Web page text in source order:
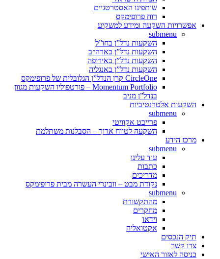
שותפינו האסטרטגיים
רוח פרופימקס
אפשרויות השקעה ומידע למשקיע
submenu
השקעות נדל”ן בחו”ל
השקעות נדל”ן בארה״ב
השקעות נדל”ן באירופה
השקעות נדל”ן באנגליה
CircleOne קרן הנדל”ן הגלובלית של פרופימקס
Momentum Portfolio – פורטפוליו השקעות מגוון
בנדל”ן מניב
השקעות אלטרנטיביות
submenu
פרייבט אקוויטי
השקעה לטווח ארוך – הסבלנות משתלמת
מרכז הידע
submenu
עוד עלינו
כתבות
מדריכים
נקודת מבט – וובינרי העשרה מבית פרופימקס
submenu
מהתקשורת
מחקרים
וידאו
אקטואליה
תיק הנכסים
צרו קשר
כניסה לאזור האישי